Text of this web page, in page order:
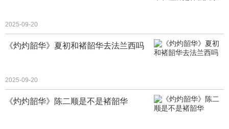
2025-09-20
《灼灼韶华》夏初和褚韶华去法兰西吗
2025-09-20
《灼灼韶华》陈二顺是不是褚韶华